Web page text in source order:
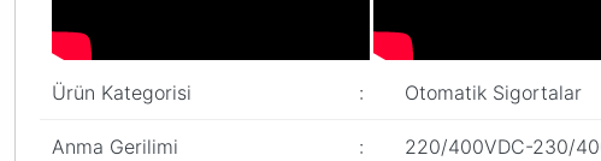
Ürün Kategorisi : Otomatik Sigortalar
Anma Gerilimi : 220/400VDC-230/